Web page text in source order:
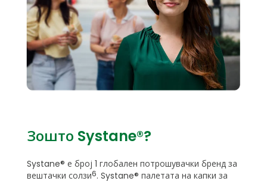
Зошто Systane®?
Systane® е број 1 глобален потрошувачки бренд за
вештачки солзи6. Systane® палетата на капки за